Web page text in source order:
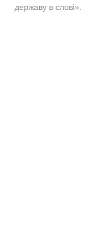
державу в слові».